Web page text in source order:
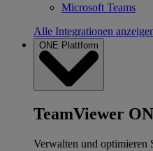
Microsoft Teams
Alle Integrationen
ONE Plattform
TeamViewer
Verwalten und optimieren